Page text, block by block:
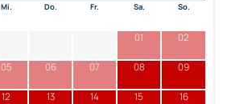
Mi. Do. Fr. Sa. So.
01 02
05 06 07 08 09
12 13 14 15 16